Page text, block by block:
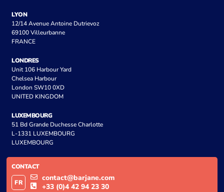
LYON
12/14 Avenue Antoine Dutrievoz
69100 Villeurbanne
FRANCE
LONDRES
Unit 106 Harbour Yard
Chelsea Harbour
London SW10 0XD
UNITED KINGDOM
LUXEMBOURG
51 Bd Grande Duchesse Charlotte
L-1331 LUXEMBOURG
LUXEMBOURG
CONTACT
FR
contact@barjane.com
+33 (0)4 42 94 23 30